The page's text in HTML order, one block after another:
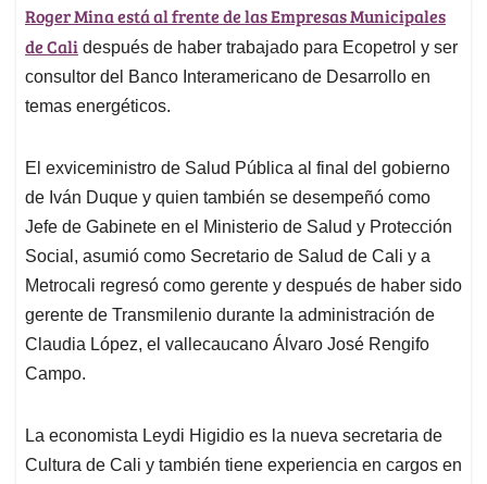
Roger Mina está al frente de las Empresas Municipales
de Cali después de haber trabajado para Ecopetrol y ser
consultor del Banco Interamericano de Desarrollo en
temas energéticos.
El exviceministro de Salud Pública al final del gobierno
de Iván Duque y quien también se desempeñó como
Jefe de Gabinete en el Ministerio de Salud y Protección
Social, asumió como Secretario de Salud de Cali y a
Metrocali regresó como gerente y después de haber sido
gerente de Transmilenio durante la administración de
Claudia López, el vallecaucano Álvaro José Rengifo
Campo.
La economista Leydi Higidio es la nueva secretaria de
Cultura de Cali y también tiene experiencia en cargos en